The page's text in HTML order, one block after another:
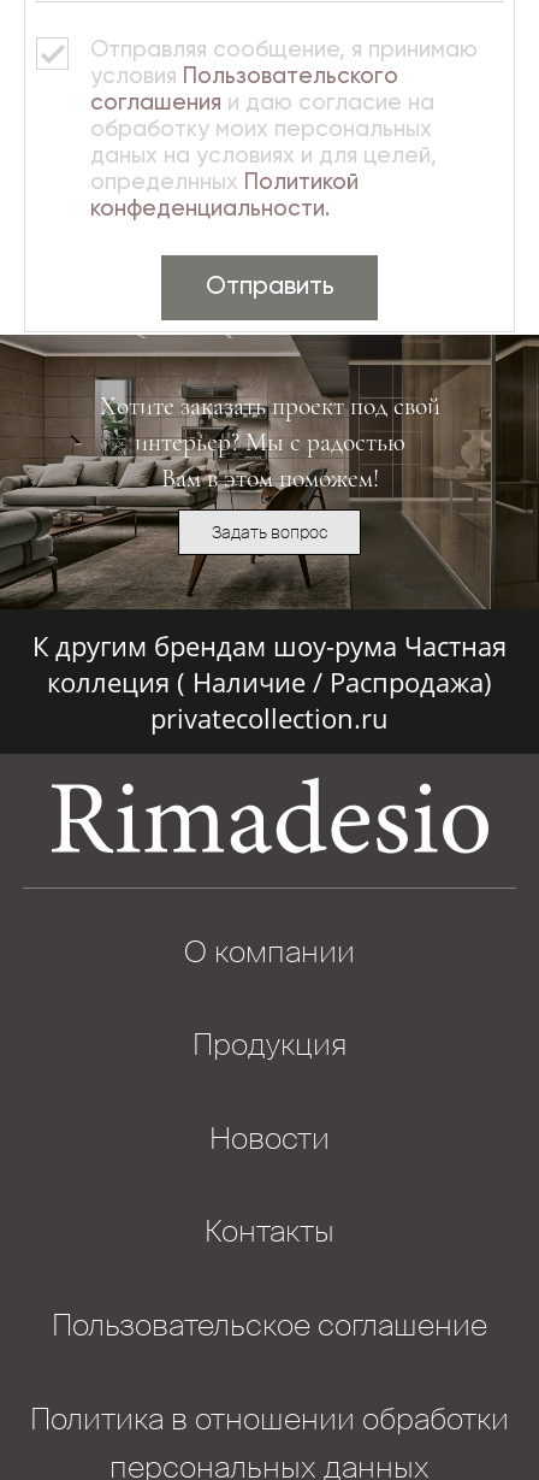
Отправляя сообщение, я принимаю
условия Пользовательского
соглашения и даю согласие на
обработку моих персональных
даных на условиях и для целей,
определнных Политикой
конфеденциальности.
Отправить
Хотите заказать проект под свой
интерьер? Мы с радостью
Вам в этом поможем!
Задать вопрос
К другим брендам шоу-рума Частная
коллеция ( Наличие / Распродажа)
privatecollection.ru
О компании
Продукция
Новости
Контакты
Пользовательское соглашение
Политика в отношении обработки
персональных данных